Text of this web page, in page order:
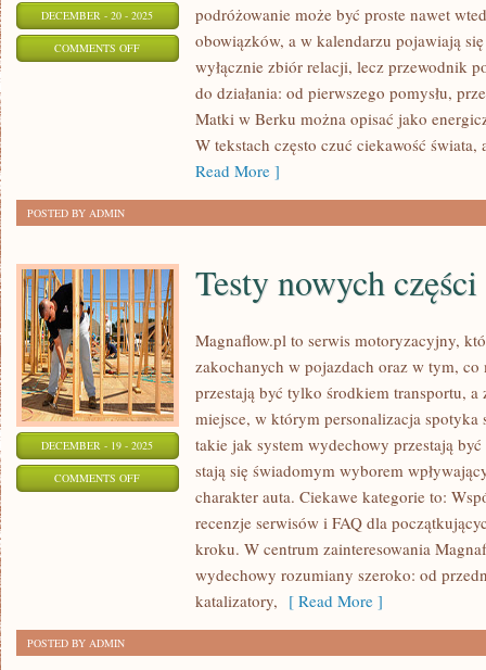
DECEMBER - 20 - 2025
COMMENTS OFFON
CHORWACJA
podróżowanie może być proste nawet
obowiązków, a w kalendarzu pojawiają
wyłącznie zbiór relacji, lecz przewodnik
do działania: od pierwszego pomysłu,
Matki w Berku można opisać jako
W tekstach często czuć ciekawość świata,
Read More ]
POSTED BY ADMIN
DECEMBER - 19 - 2025
COMMENTS OFFON
Testy nowych
Magnaflow.pl to serwis motoryzacyjny,
zakochanych w pojazdach oraz w tym,
przestają być tylko środkiem transportu, a
miejsce, w którym personalizacja spotyka
takie jak system wydechowy przestają
stają się świadomym wyborem
charakter auta. Ciekawe kategorie to:
recenzje serwisów i FAQ dla
kroku. W centrum zainteresowania
wydechowy rozumiany szeroko: od
katalizatory, [ Read More ]
POSTED BY ADMIN